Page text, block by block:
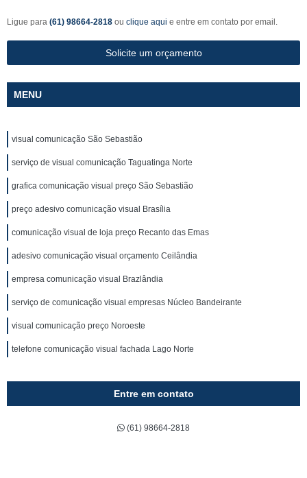
Ligue para (61) 98664-2818 ou clique aqui e entre em contato por email.
Solicite um orçamento
MENU
visual comunicação São Sebastião
serviço de visual comunicação Taguatinga Norte
grafica comunicação visual preço São Sebastião
preço adesivo comunicação visual Brasília
comunicação visual de loja preço Recanto das Emas
adesivo comunicação visual orçamento Ceilândia
empresa comunicação visual Brazlândia
serviço de comunicação visual empresas Núcleo Bandeirante
visual comunicação preço Noroeste
telefone comunicação visual fachada Lago Norte
Entre em contato
(61) 98664-2818